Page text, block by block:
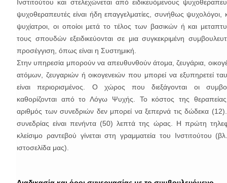
Ινστιτούτου και στελεχώνεται από ειδικευόμενους
ψυχοθεραπευτές είναι ήδη επαγγελματίες, συνήθως ψυχολόγοι,
ψυχίατροι, οι οποίοι μετά το τέλος των βασικών ή και
τους σπουδών εξειδικεύονται σε μια συγκεκριμένη
προσέγγιση, όπως είναι η Συστημική.
Στην υπηρεσία μπορούν να απευθυνθούν άτομα, ζευγάρια,
ατόμων, ζευγαριών ή οικογενειών που μπορεί να εξυπηρετεί
είναι περιορισμένος. Ο χώρος που διεξάγονται οι
καθορίζονται από το Λόγω Ψυχής. Το κόστος της
αριθμός των συνεδριών δεν μπορεί να ξεπερνά τις δώδεκα
συνεδρίας είναι πενήντα (50) λεπτά της ώρας. Η πρώτη
κλείσιμο ραντεβού γίνεται στη γραμματεία του Ινστιτούτου
ιστοσελίδα μας).